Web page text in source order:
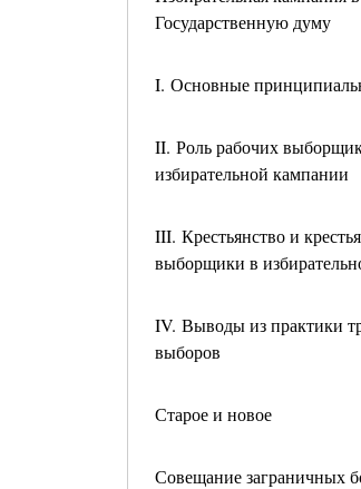
Государственную думу
I. Основные
II. Роль рабочих
избирательной кампании
III. Крестьянство и
выборщики в
IV. Выводы из практики
выборов
Старое и новое
Совещание заграничных